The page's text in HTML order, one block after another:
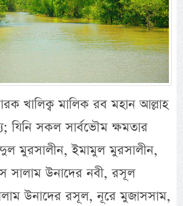
খালিক্ব মালিক রব মহান আল্লাহ
যিনি সকল সার্বভৌম ক্ষমতার
মুরসালীন, ইমামুল মুরসালীন,
সালাম উনাদের নবী, রসূল
উনাদের রসূল, নূরে মুজাসসাম,